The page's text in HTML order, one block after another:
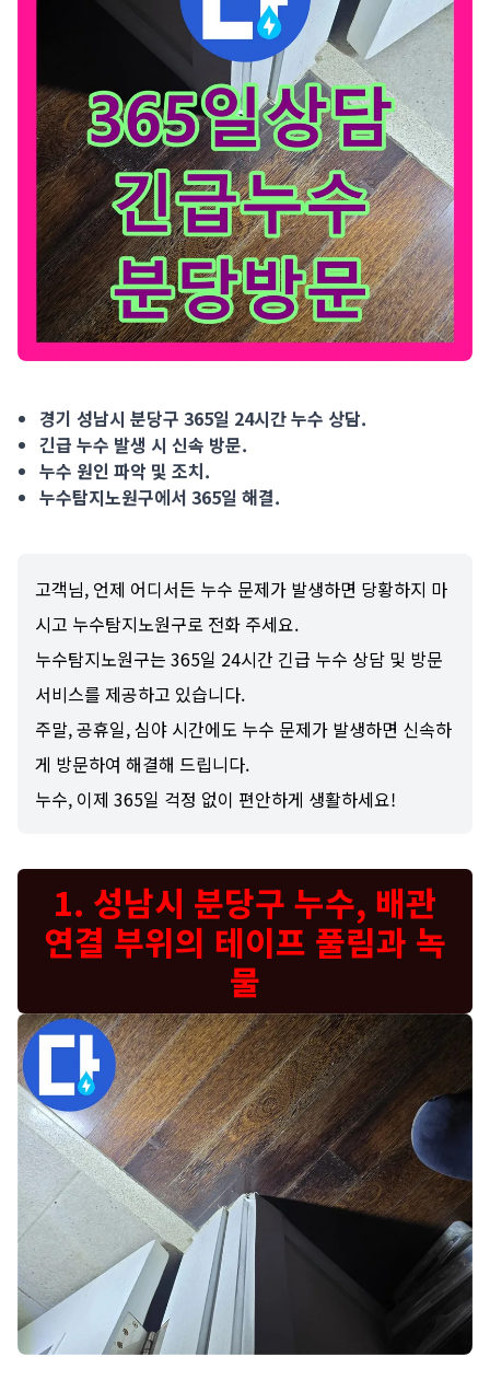
경기 성남시 분당구 365일 24시간 누수 상담.
긴급 누수 발생 시 신속 방문.
누수 원인 파악 및 조치.
누수탐지노원구에서 365일 해결.
고객님, 언제 어디서든 누수 문제가 발생하면 당황하지 마
시고 누수탐지노원구로 전화 주세요.
누수탐지노원구는 365일 24시간 긴급 누수 상담 및 방문
서비스를 제공하고 있습니다.
주말, 공휴일, 심야 시간에도 누수 문제가 발생하면 신속하
게 방문하여 해결해 드립니다.
누수, 이제 365일 걱정 없이 편안하게 생활하세요!
1. 성남시 분당구 누수, 배관
연결 부위의 테이프 풀림과 녹
물